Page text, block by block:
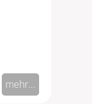
mehr...